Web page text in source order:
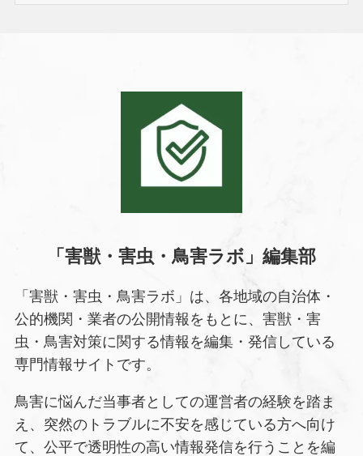
「害獣・害虫・鳥害ラボ」編集部
「害獣・害虫・鳥害ラボ」は、各地域の自治体・
公的機関・業者の公開情報をもとに、害獣・害
虫・鳥害対策に関する情報を編集・発信している
専門情報サイトです。
鳥害に悩んだ当事者としての運営者の経験を踏ま
え、突然のトラブルに不安を感じている方へ向け
て、公平で透明性の高い情報発信を行うことを編